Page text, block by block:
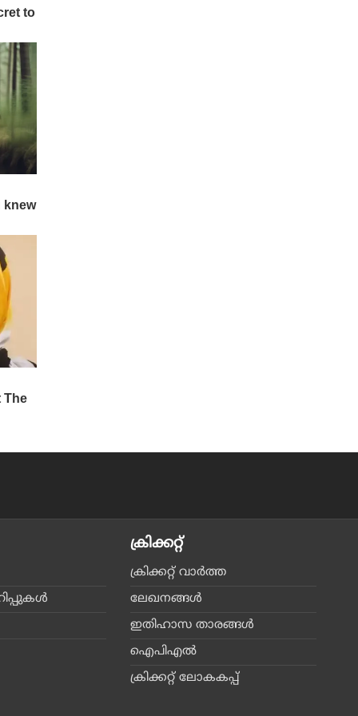
ക്രിക്കറ്റ്‌
ക്രിക്കറ്റ്‌ വാര്‍ത്ത
ലേഖനങ്ങള്‍
ഇതിഹാസ താരങ്ങള്‍
ഐപിഎല്‍
ക്രിക്കറ്റ് ലോകകപ്പ്